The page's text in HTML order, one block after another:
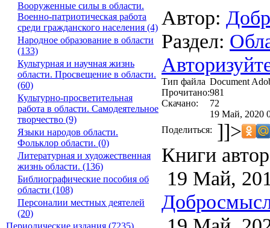
Вооруженные силы в области.
Военно-патриотическая работа
среди гражданского населения (4)
Народное образование в области
(133)
Культурная и научная жизнь
области. Просвещение в области.
(60)
Культурно-просветительная
работа в области. Самодеятельное
творчество (9)
Языки народов области.
Фольклор области. (0)
Литературная и художественная
жизнь области. (136)
Библиографические пособия об
области (108)
Персоналии местных деятелей
(20)
Периодические издания (7235)
Автор:
Раздел:
Тип файла Document
Прочитано:981
Скачано:
72
19 Май, 2020
Поделиться: ]]>
Книги
19 Май,